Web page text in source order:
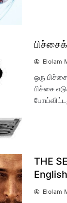
Elolam
ஒரு
பிச்சை
THE
Elolam